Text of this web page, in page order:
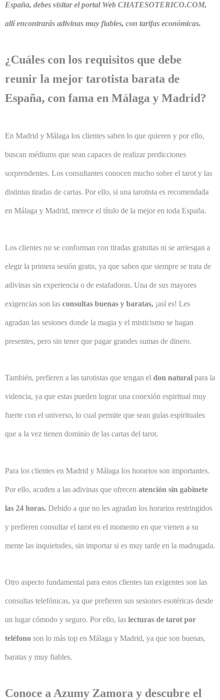
España, debes visitar el portal Web CHATESOTERICO.COM,
allí encontrarás adivinas muy fiables, con tarifas económicas.
¿Cuáles con los requisitos que debe
reunir la mejor tarotista barata de
España, con fama en Málaga y Madrid?
En Madrid y Málaga los clientes saben lo que quieren y por ello,
buscan médiums que sean capaces de realizar predicciones
sorprendentes. Los consultantes conocen mucho sobre el tarot y las
distintas tiradas de cartas. Por ello, si una tarotista es recomendada
en Málaga y Madrid, merece el título de la mejor en toda España.
Los clientes no se conforman con tiradas gratuitas ni se arriesgan a
elegir la primera sesión gratis, ya que saben que siempre se trata de
adivinas sin experiencia o de estafadoras. Una de sus mayores
exigencias son las consultas buenas y baratas, ¡así es! Les
agradan las sesiones donde la magia y el misticismo se hagan
presentes, pero sin tener que pagar grandes sumas de dinero.
También, prefieren a las tarotistas que tengan el don natural para la
videncia, ya que estas pueden lograr una conexión espiritual muy
fuerte con el universo, lo cual permite que sean guías espirituales
que a la vez tienen dominio de las cartas del tarot.
Para los clientes en Madrid y Málaga los horarios son importantes.
Por ello, acuden a las adivinas que ofrecen atención sin gabinete
las 24 horas. Debido a que no les agradan los horarios restringidos
y prefieren consultar el tarot en el momento en que vienen a su
mente las inquietudes, sin importar si es muy tarde en la madrugada.
Otro aspecto fundamental para estos clientes tan exigentes son las
consultas telefónicas, ya que prefieren sus sesiones esotéricas desde
un lugar cómodo y seguro. Por ello, las lecturas de tarot por
teléfono son lo más top en Málaga y Madrid, ya que son buenas,
baratas y muy fiables.
Conoce a Azumy Zamora y descubre el